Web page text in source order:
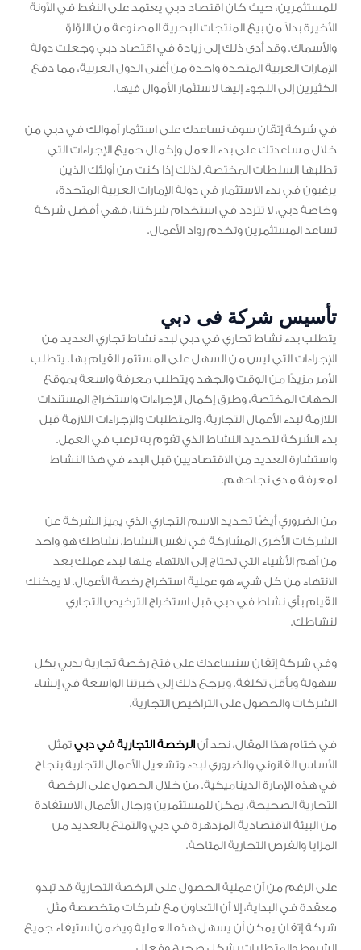
للمستثمرين، حيث كان اقتصاد دبي يعتمد على النفط في الآونة
الأخيرة بدلاً من بيع المنتجات البحرية المصنوعة من اللؤلؤ
والأسماك. وقد أدى ذلك إلى زيادة في اقتصاد دبي وجعلت دولة
الإمارات العربية المتحدة واحدة من أغنى الدول العربية، مما دفع
الكثيرين إلى اللجوء إليها لاستثمار الأموال فيها.
في شركة إتقان سوف نساعدك على استثمار أموالك في دبي من
خلال مساعدتك على بدء العمل وإكمال جميع الإجراءات التي
تطلبها السلطات المختصة. لذلك إذا كنت من أولئك الذين
يرغبون في بدء الاستثمار في دولة الإمارات العربية المتحدة،
وخاصة دبي، لا تتردد في استخدام شركتنا، فهي أفضل شركة
تساعد المستثمرين وتخدم رواد الأعمال.
تأسيس شركة فى دبي
يتطلب بدء نشاط تجاري في دبي لبدء نشاط تجاري العديد من
الإجراءات التي ليس من السهل على المستثمر القيام بها. يتطلب
الأمر مزيدًا من الوقت والجهد ويتطلب معرفة واسعة بموقع
الجهات المختصة، وطرق إكمال الإجراءات واستخراج المستندات
اللازمة لبدء الأعمال التجارية، والمتطلبات والإجراءات اللازمة قبل
بدء الشركة لتحديد النشاط الذي تقوم به ترغب في العمل.
واستشارة العديد من الاقتصاديين قبل البدء في هذا النشاط
لمعرفة مدى نجاحهم.
من الضروري أيضًا تحديد الاسم التجاري الذي يميز الشركة عن
الشركات الأخرى المشاركة في نفس النشاط. نشاطك هو واحد
من أهم الأشياء التي تحتاج إلى الانتهاء منها لبدء عملك بعد
الانتهاء من كل شيء هو عملية استخراج رخصة الأعمال. لا يمكنك
القيام بأي نشاط في دبي قبل استخراج الترخيص التجاري
لنشاطك.
وفي شركة إتقان سنساعدك على فتح رخصة تجارية بدبي بكل
سهولة وبأقل تكلفة. ويرجع ذلك إلى خبرتنا الواسعة في إنشاء
الشركات والحصول على التراخيص التجارية.
في ختام هذا المقال، نجد أنالرخصة التجارية في دبيتمثل
الأساس القانوني والضروري لبدء وتشغيل الأعمال التجارية بنجاح
في هذه الإمارة الديناميكية. من خلال الحصول على الرخصة
التجارية الصحيحة، يمكن للمستثمرين ورجال الأعمال الاستفادة
من البيئة الاقتصادية المزدهرة في دبي والتمتع بالعديد من
المزايا والفرص التجارية المتاحة.
على الرغم من أن عملية الحصول على الرخصة التجارية قد تبدو
معقدة في البداية، إلا أن التعاون مع شركات متخصصة مثل
شركة إتقان يمكن أن يسهل هذه العملية ويضمن استيفاء جميع